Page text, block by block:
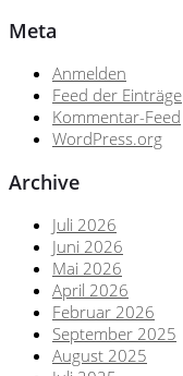
Meta
Anmelden
Feed der Einträge
Kommentar-Feed
WordPress.org
Archive
Juli 2026
Juni 2026
Mai 2026
April 2026
Februar 2026
September 2025
August 2025